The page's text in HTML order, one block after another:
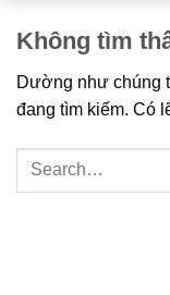
Không tìm
Dường như chúng
đang tìm kiếm. Có